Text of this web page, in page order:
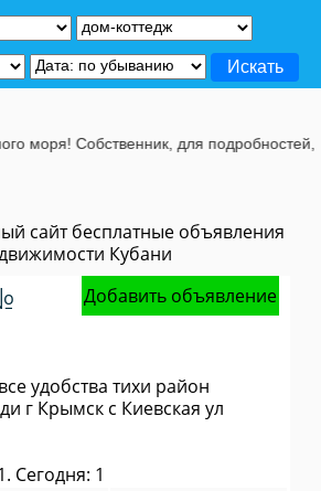
сайт бесплатные объявления
Кубани
Добавить объявление
удобства тихи район
г Крымск с Киевская ул
Сегодня: 1
Собственник, для подробностей,